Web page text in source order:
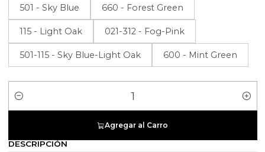
501 - Sky Blue 660 - Forest Green
115 - Light Oak 021-312 - Fog-Pink
501-115 - Sky Blue-Light Oak 600 - Mint Green
Cantidad
Agregar al Carro
DESCRIPCIÓN